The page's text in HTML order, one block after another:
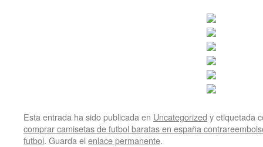
Esta entrada ha sido publicada en Uncategorized y etiquetada
comprar camisetas de futbol baratas en españa
futbol. Guarda el enlace permanente.